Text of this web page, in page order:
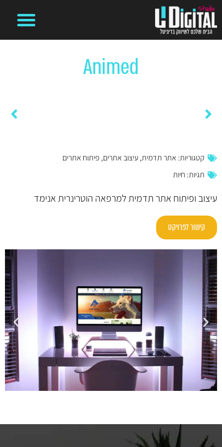
Animed
קטגוריות: אתר תדמית,עיצוב אתרים, פיתוח אתרים
תגיות: חיות
עיצוב ופיתוח אתר תדמית למרפאה הוטרינרית אנימד
קישור לפרויקט